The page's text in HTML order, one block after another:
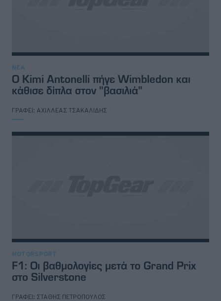
ΝΕΑ
Ο Kimi Antonelli πήγε Wimbledon και
κάθισε δίπλα στον "βασιλιά"
ΓΡΑΦΕΙ: ΑΧΙΛΛΕΑΣ ΤΣΑΚΑΛΙΔΗΣ
MOTORSPORT
F1: Οι βαθμολογίες μετά το Grand Prix
στο Silverstone
ΓΡΑΦΕΙ: ΣΤΑΘΗΣ ΠΕΤΡΟΠΟΥΛΟΣ